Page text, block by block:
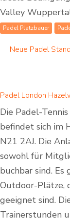
Valley
Padel Platzbauer
Neue Padel
Padel London
Die Padel-
befindet sich im
N21 2AJ. Die
sowohl für
buchbar sind.
Outdoor-Plätze,
geeignet sind.
Trainerstunden